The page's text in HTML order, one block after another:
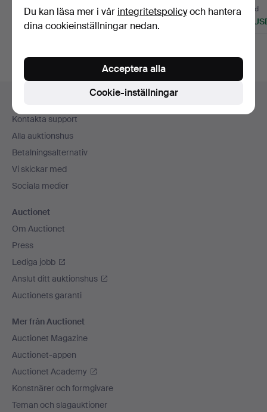
15 bud
179 USD
3 bud
211 USD
15 bud
100
Sidfotsnavigation
Kontakta support
Alla auktionshus
Betalningsalternativ
Vi skickar med
Sociala medier
Auctionet
Om Auctionet
Press
Lediga jobb
Anslut ditt auktionshus
Auctionets garanti
Mer från Auctionet
Auctionet Magazine
Auctionet-appen
Auctionet Academy
Konstnärer och formgivare
Teman och slagauktioner
Du kan läsa mer i vår integritetspolicyoch hantera
dina cookieinställningar nedan.
Cookie-inställningar
Acceptera alla